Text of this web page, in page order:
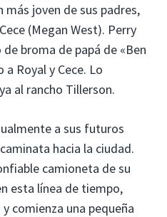
más joven de sus padres,
(Megan West). Perry
broma de papá de «Ben
Royal y Cece. Lo
al rancho Tillerson.
a sus futuros
hacia la ciudad.
camioneta de su
esta línea de tiempo,
comienza una pequeña